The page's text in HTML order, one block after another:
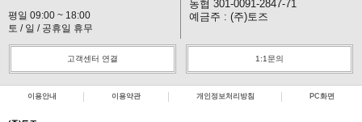
평일 09:00 ~ 18:00
토 / 일 / 공휴일 휴무
농협 301-0091-2847-71
예금주 : (주)토즈
고객센터 연결 1:1문의
이용안내 이용약관 개인정보처리방침 PC화면